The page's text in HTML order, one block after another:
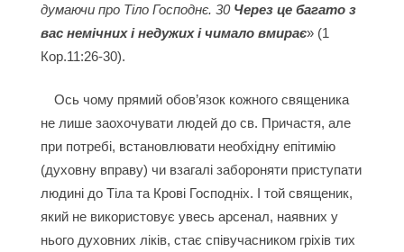
думаючи про Тіло Господнє. 30Через це багато з
вас немічних і недужих і чимало вмирає» (1
Кор.11:26-30).
Ось чому прямий обов’язок кожного священика
не лише заохочувати людей до св. Причастя, але
при потребі, встановлювати необхідну епітимію
(духовну вправу) чи взагалі забороняти приступати
людині до Тіла та Крові Господніх. І той священик,
який не використовує увесь арсенал, наявних у
нього духовних ліків, стає співучасником гріхів тих